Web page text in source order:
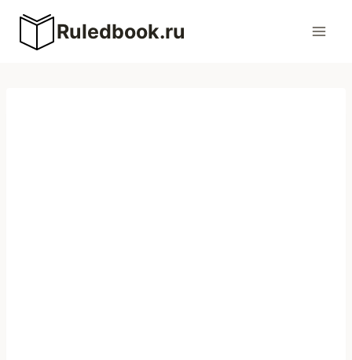
Перейти
содержимому
Ruledbook.ru